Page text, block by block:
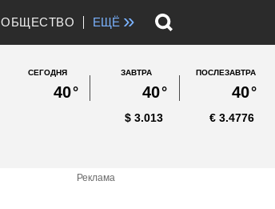
ОБЩЕСТВО ЕЩЁ »
СЕГОДНЯ
40°
ЗАВТРА
40°
ПОСЛЕЗАВТРА
40°
3.013
$ 3.4776
€
Реклама